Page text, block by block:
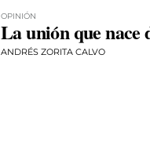
OPINIÓN
La unión que nace
ANDRÉS ZORITA CALVO